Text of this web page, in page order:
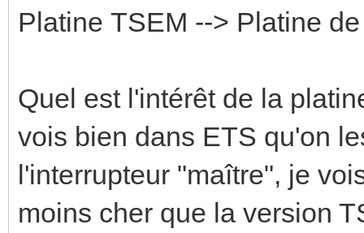
Platine TSEM --> Platine
Quel est l'intérêt de la
vois bien dans ETS qu'on
l'interrupteur "maître", je
moins cher que la version